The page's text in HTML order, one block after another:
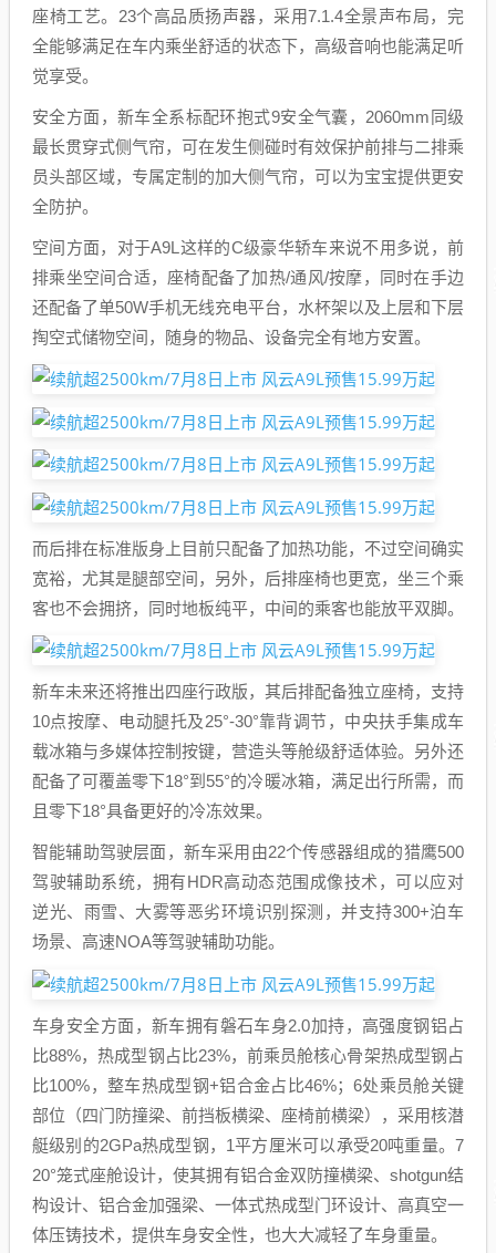
座椅工艺。23个高品质扬声器，采用7.1.4全景声布局，完
全能够满足在车内乘坐舒适的状态下，高级音响也能满足听
觉享受。
安全方面，新车全系标配环抱式9安全气囊，2060mm同级
最长贯穿式侧气帘，可在发生侧碰时有效保护前排与二排乘
员头部区域，专属定制的加大侧气帘，可以为宝宝提供更安
全防护。
空间方面，对于A9L这样的C级豪华轿车来说不用多说，前
排乘坐空间合适，座椅配备了加热/通风/按摩，同时在手边
还配备了单50W手机无线充电平台，水杯架以及上层和下层
掏空式储物空间，随身的物品、设备完全有地方安置。
而后排在标准版身上目前只配备了加热功能，不过空间确实
宽裕，尤其是腿部空间，另外，后排座椅也更宽，坐三个乘
客也不会拥挤，同时地板纯平，中间的乘客也能放平双脚。
新车未来还将推出四座行政版，其后排配备独立座椅，支持
10点按摩、电动腿托及25°-30°靠背调节，中央扶手集成车
载冰箱与多媒体控制按键，营造头等舱级舒适体验。另外还
配备了可覆盖零下18°到55°的冷暖冰箱，满足出行所需，而
且零下18°具备更好的冷冻效果。
智能辅助驾驶层面，新车采用由22个传感器组成的猎鹰500
驾驶辅助系统，拥有HDR高动态范围成像技术，可以应对
逆光、雨雪、大雾等恶劣环境识别探测，并支持300+泊车
场景、高速NOA等驾驶辅助功能。
车身安全方面，新车拥有磐石车身2.0加持，高强度钢铝占
比88%，热成型钢占比23%，前乘员舱核心骨架热成型钢占
比100%，整车热成型钢+铝合金占比46%；6处乘员舱关键
部位（四门防撞梁、前挡板横梁、座椅前横梁），采用核潜
艇级别的2GPa热成型钢，1平方厘米可以承受20吨重量。7
20°笼式座舱设计，使其拥有铝合金双防撞横梁、shotgun结
构设计、铝合金加强梁、一体式热成型门环设计、高真空一
体压铸技术，提供车身安全性，也大大减轻了车身重量。